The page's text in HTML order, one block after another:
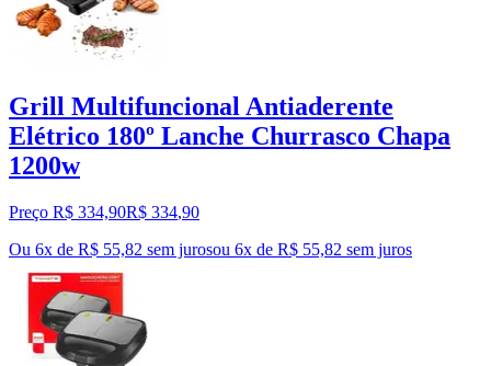
Grill Multifuncional Antiaderente
Elétrico 180º Lanche Churrasco Chapa
1200w
Preço R$ 334,90R$ 334,90
Ou 6x de R$ 55,82 sem jurosou 6x de R$ 55,82 sem juros